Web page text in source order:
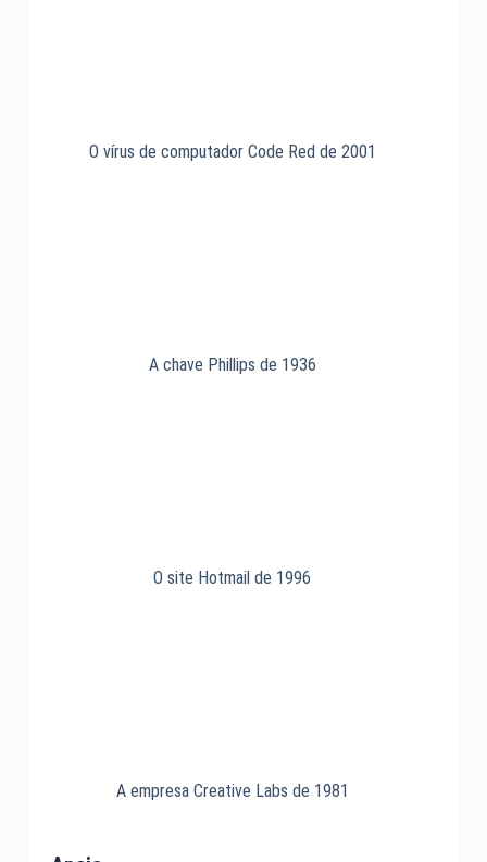
O vírus de computador Code Red de 2001
A chave Phillips de 1936
O site Hotmail de 1996
A empresa Creative Labs de 1981